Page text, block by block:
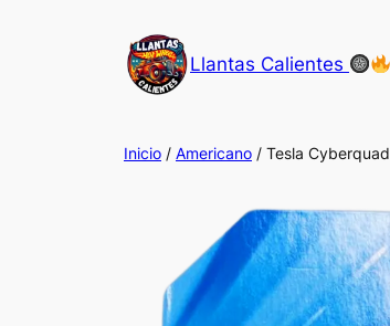
Llantas Calientes
Inicio / Americano / Tesla Cyberquad